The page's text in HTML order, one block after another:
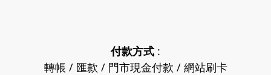
付款方式 :
轉帳 / 匯款 / 門市現金付款 / 網站刷卡